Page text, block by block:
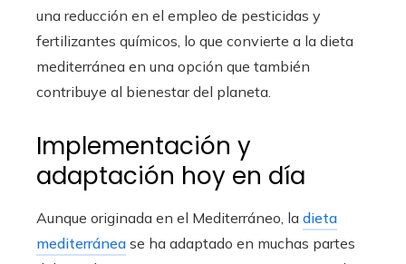
una reducción en el empleo de pesticidas y
fertilizantes químicos, lo que convierte a la dieta
mediterránea en una opción que también
contribuye al bienestar del planeta.
Implementación y
adaptación hoy en día
Aunque originada en el Mediterráneo, la dieta
mediterránea se ha adaptado en muchas partes